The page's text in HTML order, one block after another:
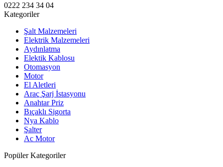
0222 234 34 04
Kategoriler
Şalt Malzemeleri
Elektrik Malzemeleri
Aydınlatma
Elektik Kablosu
Otomasyon
Motor
El Aletleri
Araç Şarj İstasyonu
Anahtar Priz
Bıçaklı Sigorta
Nya Kablo
Şalter
Ac Motor
Popüler Kategoriler